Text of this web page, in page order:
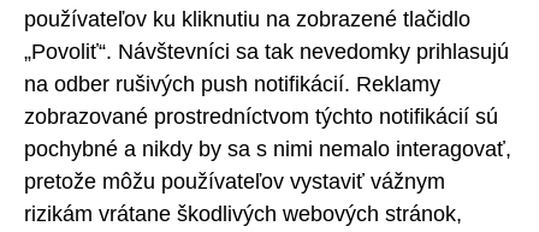
používateľov ku kliknutiu na zobrazené tlačidlo
„Povoliť“. Návštevníci sa tak nevedomky prihlasujú
na odber rušivých push notifikácií. Reklamy
zobrazované prostredníctvom týchto notifikácií sú
pochybné a nikdy by sa s nimi nemalo interagovať,
pretože môžu používateľov vystaviť vážnym
rizikám vrátane škodlivých webových stránok,